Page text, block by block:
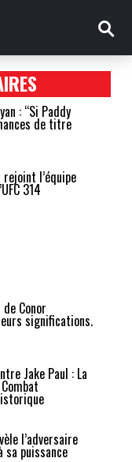
: “Si Paddy
de titre
l’équipe
314
Conor
significations.
Jake Paul : La
l’adversaire
puissance